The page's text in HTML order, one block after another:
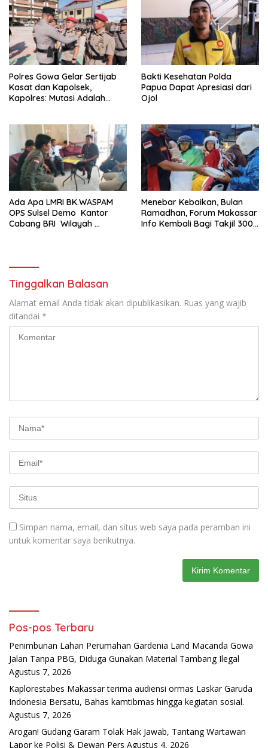
Ini Belum Di Tangkap
Polres Gowa Gelar Sertijab
Kasat dan Kapolsek,
Kapolres: Mutasi Adalah
Bakti Kesehatan Polda
Papua Dapat Apresiasi dari
Ojol
Ada Apa LMRI BK.WASPAM
OPS Sulsel Demo Kantor
Cabang BRI Wilayah
Menebar Kebaikan, Bulan
Ramadhan, Forum Makassar
Info Kembali Bagi Takjil 300
Tinggalkan Balasan
Alamat email Anda tidak akan dipublikasikan. Ruas yang wajib
ditandai *
Simpan nama, email, dan situs web saya pada peramban ini
untuk komentar saya berikutnya.
Pos-pos Terbaru
Penimbunan Lahan Perumahan Gardenia Land Macanda Gowa
Jalan Tanpa PBG, Diduga Gunakan Material Tambang Ilegal
Agustus 7, 2026
Kaplorestabes Makassar terima audiensi ormas Laskar Garuda
Indonesia Bersatu, Bahas kamtibmas hingga kegiatan sosial.
Agustus 7, 2026
Arogan! Gudang Garam Tolak Hak Jawab, Tantang Wartawan
Lapor ke Polisi & Dewan Pers Agustus 4, 2026